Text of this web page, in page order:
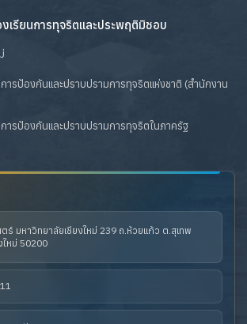
เรียนการทุจริตและประพฤติมิชอบ
รป้องกันและปราบปรามการทุจริตแห่งชาติ (สำนักงาน
รป้องกันและปราบปรามการทุจริตในภาครัฐ
ร์ มหาวิทยาลัยเชียงใหม่ 239 ถ.ห้วยแก้ว ต.สุเทพ
ใหม่ 50200